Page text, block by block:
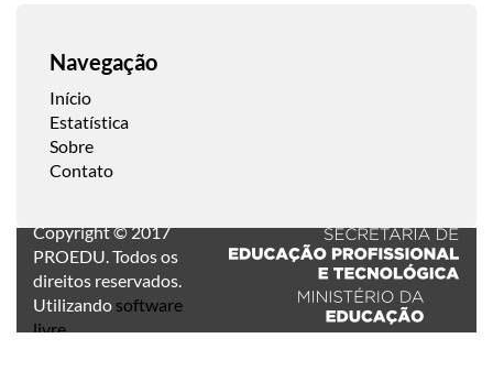
Navegação
Início
Estatística
Sobre
Contato
Copyright © 2017
PROEDU. Todos os
direitos reservados.
Utilizando software
livre.